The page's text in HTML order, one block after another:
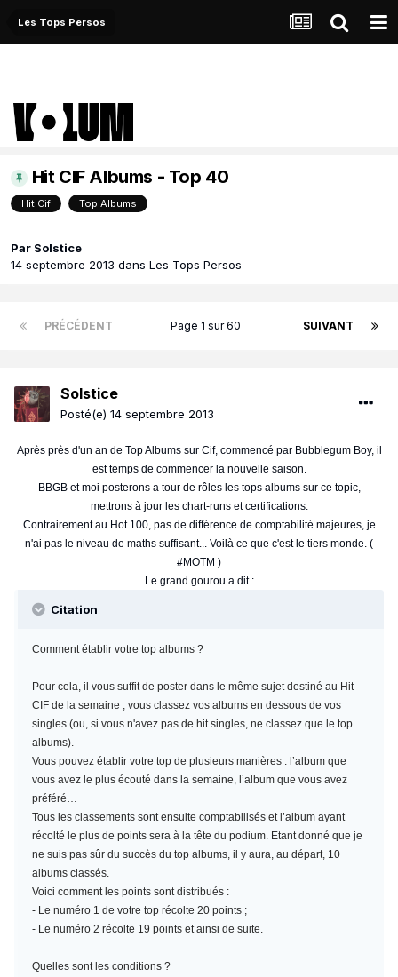
Les Tops Persos
Hit CIF Albums - Top 40
Hit Cif Top Albums
Par Solstice
14 septembre 2013 dans Les Tops Persos
PRÉCÉDENT SUIVANT
Page 1 sur 60
Solstice
Posté(e) 14 septembre 2013
Après près d'un an de Top Albums sur Cif, commencé par Bubblegum Boy, il
est temps de commencer la nouvelle saison.
BBGB et moi posterons a tour de rôles les tops albums sur ce topic,
mettrons à jour les chart-runs et certifications.
Contrairement au Hot 100, pas de différence de comptabilité majeures, je
n'ai pas le niveau de maths suffisant... Voilà ce que c'est le tiers monde. (
#MOTM )
Le grand gourou a dit :
Citation
Comment établir votre top albums ?
Pour cela, il vous suffit de poster dans le même sujet destiné au Hit
CIF de la semaine ; vous classez vos albums en dessous de vos
singles (ou, si vous n'avez pas de hit singles, ne classez que le top
albums).
Vous pouvez établir votre top de plusieurs manières : l’album que
vous avez le plus écouté dans la semaine, l’album que vous avez
préféré…
Tous les classements sont ensuite comptabilisés et l’album ayant
récolté le plus de points sera à la tête du podium. Etant donné que je
ne suis pas sûr du succès du top albums, il y aura, au départ, 10
albums classés.
Voici comment les points sont distribués :
- Le numéro 1 de votre top récolte 20 points ;
- Le numéro 2 récolte 19 points et ainsi de suite.
Quelles sont les conditions ?